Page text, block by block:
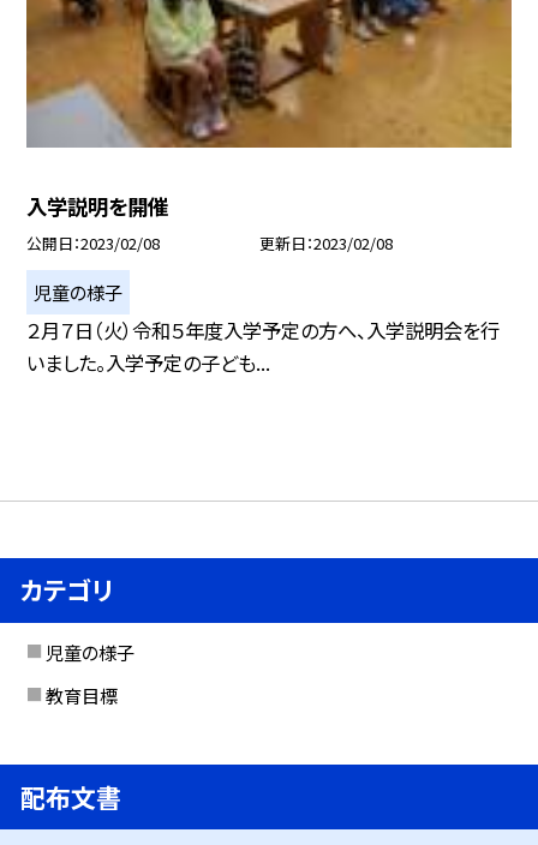
入学説明を開催
公開日 2023/02/08 更新日 2023/02/08
児童の様子
２月７日（火）令和５年度入学予定の方へ、入学説明会を行
いました。入学予定の子ども...
カテゴリ
児童の様子
教育目標
配布文書